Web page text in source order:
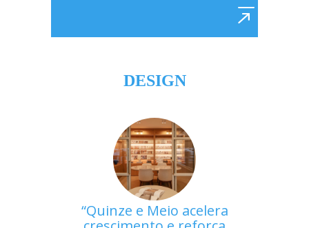
DESIGN
Quinze e Meio acelera